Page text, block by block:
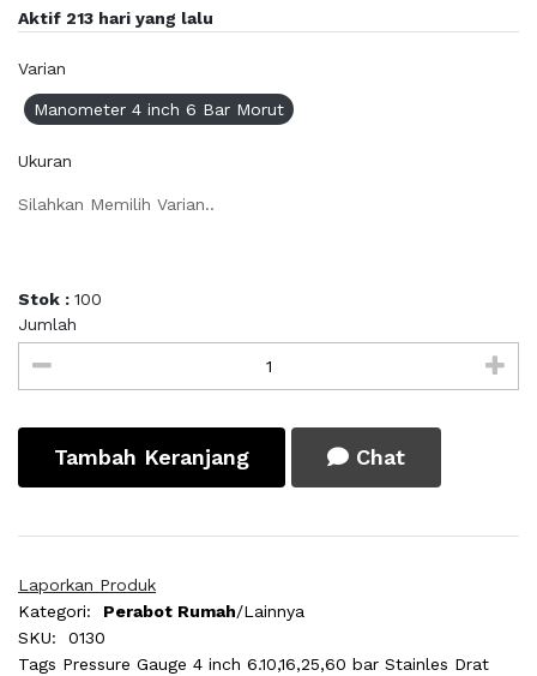
Aktif 213 hari yang lalu
Varian
Manometer 4 inch 6 Bar Morut
Ukuran
Silahkan Memilih Varian..
Stok : 100
Jumlah
Tambah Keranjang Chat
Laporkan Produk
Kategori:
Perabot Rumah/Lainnya
SKU:
0130
Tags Pressure Gauge 4 inch 6.10,16,25,60 bar Stainles Drat